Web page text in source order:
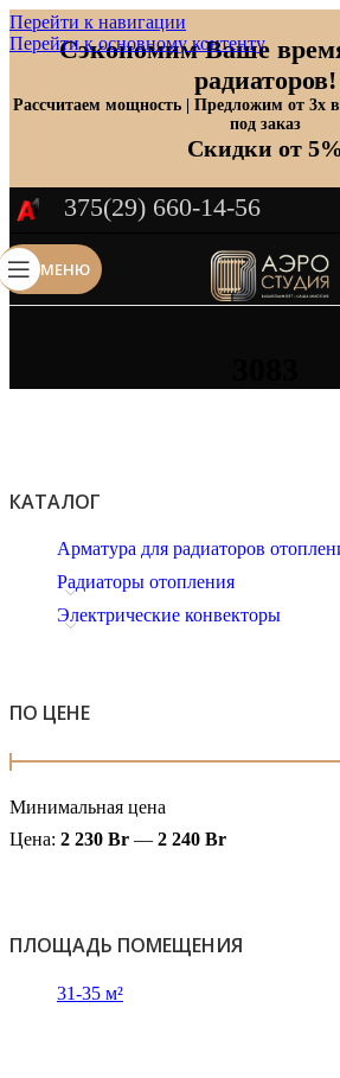
Перейти к навигации
Перейти к основному контенту
Сэкономим Ваше
радиаторов!
Рассчитаем мощность | Предложим от 3х
под заказ
Скидки от 5%
375(29) 660-14-56
МЕНЮ
КАТАЛОГ
Арматура для радиаторов
Радиаторы отопления
Электрические конвекторы
ПО ЦЕНЕ
Минимальная цена
Цена: 2 230 Br — 2 240 Br
ПЛОЩАДЬ ПОМЕЩЕНИЯ
31-35 м²